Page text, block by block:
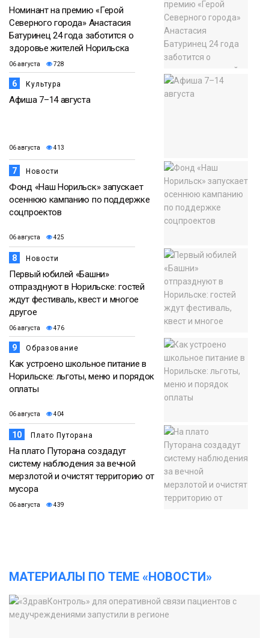
Номинант на премию «Герой
Северного города» Анастасия
Батуринец 24 года заботится о
здоровье жителей Норильска
06 августа 728
6 Культура
Афиша 7–14 августа
06 августа 413
7 Новости
Фонд «Наш Норильск» запускает
осеннюю кампанию по поддержке
соцпроектов
06 августа 425
8 Новости
Первый юбилей «Башни»
отпразднуют в Норильске: гостей
ждут фестиваль, квест и многое
другое
06 августа 476
9 Образование
Как устроено школьное питание в
Норильске: льготы, меню и порядок
оплаты
06 августа 404
10 Плато Путорана
На плато Путорана создадут
систему наблюдения за вечной
мерзлотой и очистят территорию от
мусора
06 августа 439
МАТЕРИАЛЫ ПО ТЕМЕ «НОВОСТИ»